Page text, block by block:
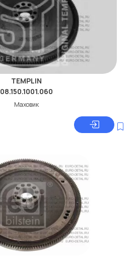
TEMPLIN
08.150.1001.060
Маховик